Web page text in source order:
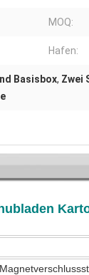
MOQ:
Hafen:
Basisbox, Zwei